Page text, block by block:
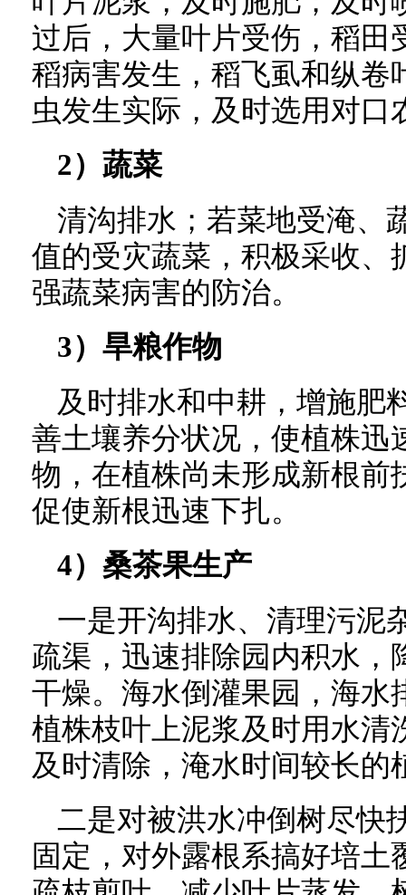
过后，大量叶片受伤，稻田
稻病害发生，稻飞虱和纵卷
虫发生实际，及时选用对口
2）蔬菜
清沟排水；若菜地受淹、
值的受灾蔬菜，积极采收、
强蔬菜病害的防治。
3）旱粮作物
及时排水和中耕，增施肥
善土壤养分状况，使植株迅
物，在植株尚未形成新根前
促使新根迅速下扎。
4）桑茶果生产
一是开沟排水、清理污泥
疏渠，迅速排除园内积水，
干燥。海水倒灌果园，海水
植株枝叶上泥浆及时用水清
及时清除，淹水时间较长的
二是对被洪水冲倒树尽快
固定，对外露根系搞好培